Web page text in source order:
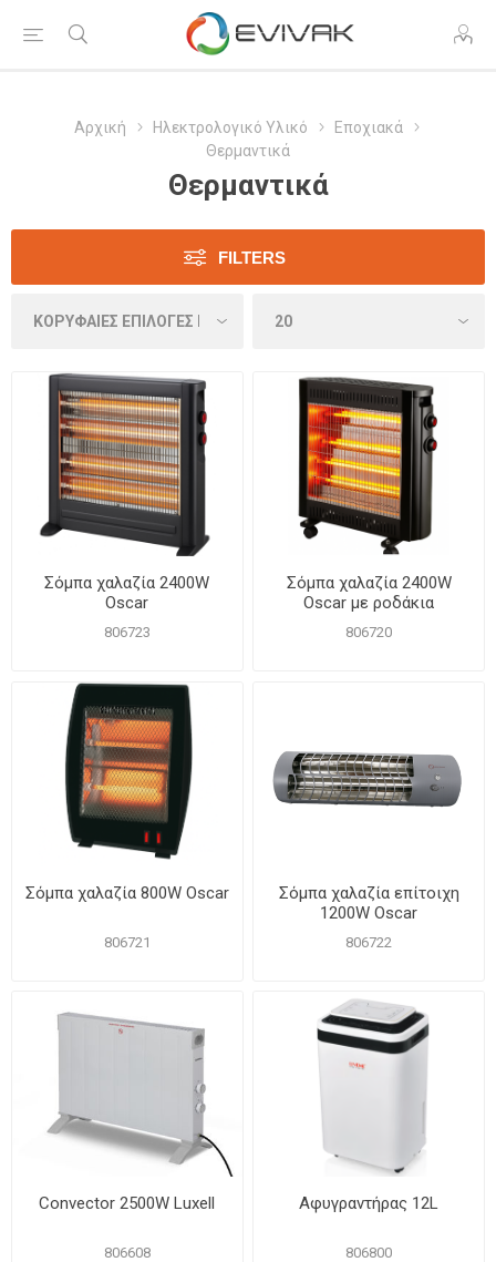
Αρχική Ηλεκτρολογικό Υλικό
Εποχιακά
Θερμαντικά
Θερμαντικά
FILTERS
Σόμπα χαλαζία 2400W
Oscar
806723
Σόμπα χαλαζία 2400W
Oscar με ροδάκια
806720
Σόμπα χαλαζία 800W Oscar
806721
Σόμπα χαλαζία επίτοιχη
1200W Oscar
806722
Convector 2500W Luxell
806608
Aφυγραντήρας 12L
806800